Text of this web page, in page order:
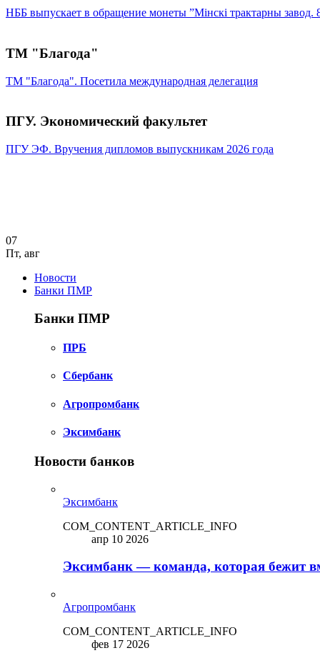
НББ выпускает в обращение монеты ”Мінскі трактарны завод.
ТМ "Благода"
ТМ "Благода". Посетила международная делегация
ПГУ. Экономический факультет
ПГУ ЭФ. Вручения дипломов выпускникам 2026 года
07
Пт, авг
Новости
Банки ПМР
Банки ПМР
ПРБ
Сбербанк
Агропромбанк
Эксимбанк
Новости банков
Эксимбанк
COM_CONTENT_ARTICLE_INFO
апр 10 2026
Эксимбанк — команда, которая бежит
Агропромбанк
COM_CONTENT_ARTICLE_INFO
фев 17 2026